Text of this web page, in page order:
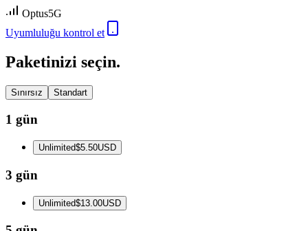
Optus5G
Uyumluluğu kontrol et
Paketinizi seçin.
Sınırsız Standart
1 gün
Unlimited$5.50USD
3 gün
Unlimited$13.00USD